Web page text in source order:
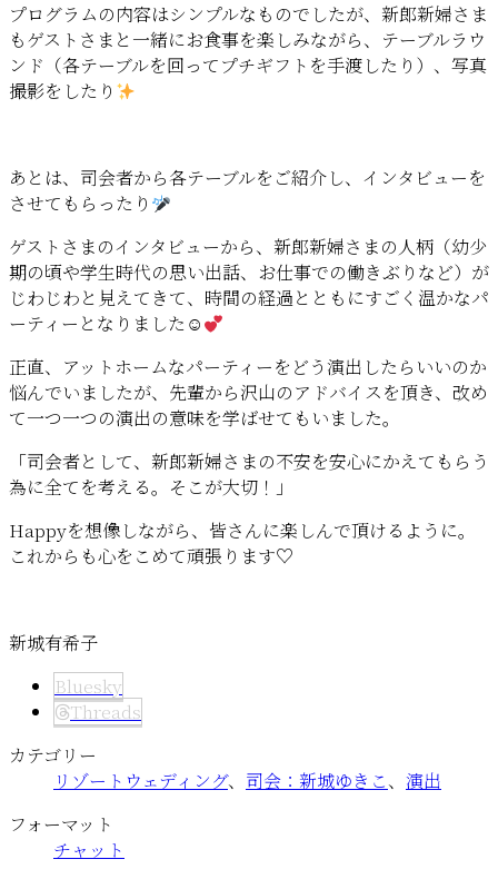
プログラムの内容はシンプルなものでしたが、新郎新婦さま
もゲストさまと一緒にお食事を楽しみながら、テーブルラウ
ンド（各テーブルを回ってプチギフトを手渡したり）、写真
撮影をしたり
あとは、司会者から各テーブルをご紹介し、インタビューを
させてもらったり
ゲストさまのインタビューから、新郎新婦さまの人柄（幼少
期の頃や学生時代の思い出話、お仕事での働きぶりなど）が
じわじわと見えてきて、時間の経過とともにすごく温かなパ
ーティーとなりました☺
正直、アットホームなパーティーをどう演出したらいいのか
悩んでいましたが、先輩から沢山のアドバイスを頂き、改め
て一つ一つの演出の意味を学ばせてもいました。
「司会者として、新郎新婦さまの不安を安心にかえてもらう
為に全てを考える。そこが大切！」
Happyを想像しながら、皆さんに楽しんで頂けるように。
これからも心をこめて頑張ります♡
新城有希子
Bluesky
Threads
カテゴリー
リゾートウェディング、 司会：新城ゆきこ、 演出
フォーマット
チャット